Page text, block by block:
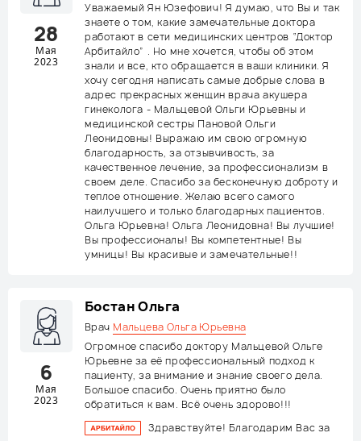
28
Мая
2023
Уважаемый Ян Юзефович! Я думаю, что Вы и так
знаете о том, какие замечательные доктора
работают в сети медицинских центров “Доктор
Арбитайло” . Но мне хочется, чтобы об этом
знали и все, кто обращается в ваши клиники. Я
хочу сегодня написать самые добрые слова в
адрес прекрасных женщин врача акушера
гинеколога - Мальцевой Ольги Юрьевны и
медицинской сестры Пановой Ольги
Леонидовны! Выражаю им свою огромную
благодарность, за отзывчивость, за
качественное лечение, за профессионализм в
своем деле. Спасибо за бесконечную доброту и
теплое отношение. Желаю всего самого
наилучшего и только благодарных пациентов.
Ольга Юрьевна! Ольга Леонидовна! Вы лучшие!
Вы профессионалы! Вы компетентные! Вы
умницы! Вы красивые и замечательные!!
6
Мая
2023
Бостан Ольга
Врач Мальцева Ольга Юрьевна
Огромное спасибо доктору Мальцевой Ольге
Юрьевне за её профессиональный подход к
пациенту, за внимание и знание своего дела.
Большое спасибо. Очень приятно было
обратиться к вам. Всё очень здорово!!!
Здравствуйте! Благодарим Вас за